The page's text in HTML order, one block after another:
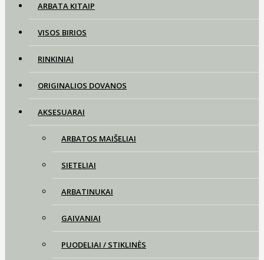
ARBATA KITAIP
VISOS BIRIOS
RINKINIAI
ORIGINALIOS DOVANOS
AKSESUARAI
ARBATOS MAIŠELIAI
SIETELIAI
ARBATINUKAI
GAIVANIAI
PUODELIAI / STIKLINĖS